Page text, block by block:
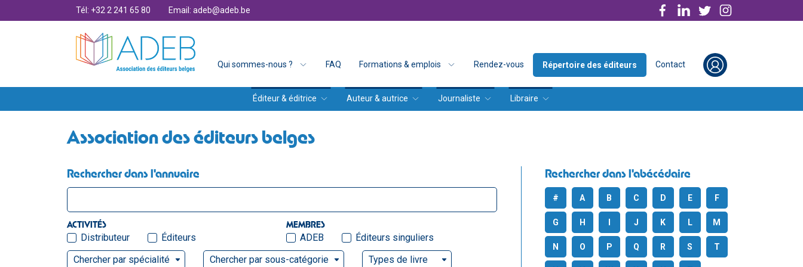
Tél: +32 2 241 65 80 Email: adeb@adeb.be
Qui sommes-nous ? FAQ Formations & emplois Rendez-vous Répertoire des éditeurs Contact
Éditeur & éditrice Auteur & autrice Journaliste Libraire
Association des éditeurs belges
Rechercher dans l'abécédaire
# A B C D E F
G H J K L M
N O P Q R S T
Rechercher dans l'annuaire
ACTIVITÉS
Distributeur Éditeurs
MEMBRES
ADEB
Éditeurs singuliers
Chercher par spécialité
Chercher par sous-catégorie Types de livre